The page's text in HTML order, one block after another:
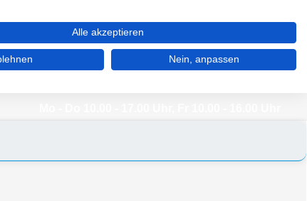
Alle akzeptieren
Nein, anpassen